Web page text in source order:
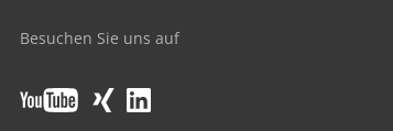
Besuchen Sie uns auf